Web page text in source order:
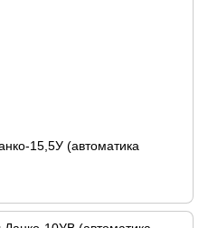
15,5У (автоматика